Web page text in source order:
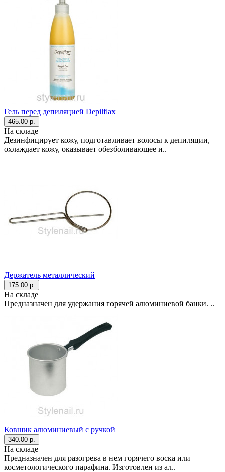
Гель перед депиляцией Depilflax
465.00 р.
На складе
Дезинфицирует кожу, подготавливает волосы к депиляции,
охлаждает кожу, оказывает обезболивающее и..
Держатель металлический
175.00 р.
На складе
Предназначен для удержания горячей алюминиевой банки. ..
Ковшик алюминиевый с ручкой
340.00 р.
На складе
Предназначен для разогрева в нем горячего воска или
косметологического парафина. Изготовлен из ал..